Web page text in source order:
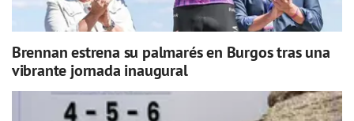
Brennan estrena su palmarés en Burgos tras una
vibrante jornada inaugural